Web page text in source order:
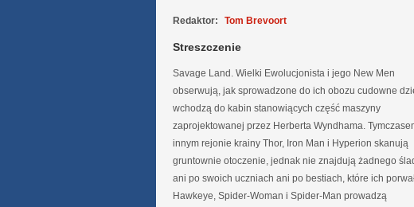
Redaktor: Tom Brevoort
Streszczenie
Savage Land. Wielki Ewolucjonista i jego New Men
obserwują, jak sprowadzone do ich obozu cudowne
wchodzą do kabin stanowiących część maszyny
zaprojektowanej przez Herberta Wyndhama.
innym rejonie krainy Thor, Iron Man i Hyperion skanują
gruntownie otoczenie, jednak nie znajdują żadnego
ani po swoich uczniach ani po bestiach, które ich
Hawkeye, Spider-Woman i Spider-Man prowadzą